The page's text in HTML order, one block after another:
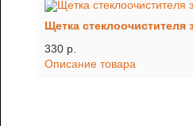
Щетка стеклоочистителя
330 p.
Описание товара